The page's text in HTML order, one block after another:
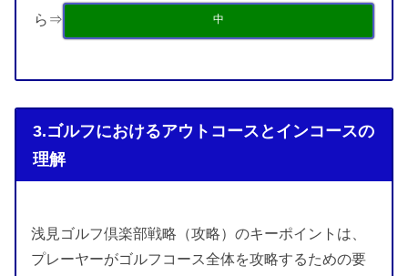
ら⇒
中
3.ゴルフにおけるアウトコースとインコースの
理解
浅見ゴルフ倶楽部戦略（攻略）のキーポイントは、
プレーヤーがゴルフコース全体を攻略するための要